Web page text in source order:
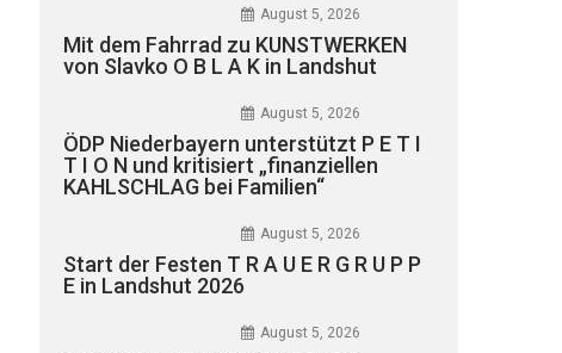
August 5, 2026
Mit dem Fahrrad zu KUNSTWERKEN
von Slavko O B L A K in Landshut
August 5, 2026
ÖDP Niederbayern unterstützt P E T I
T I O N und kritisiert „finanziellen
KAHLSCHLAG bei Familien“
August 5, 2026
Start der Festen T R A U E R G R U P P
E in Landshut 2026
August 5, 2026